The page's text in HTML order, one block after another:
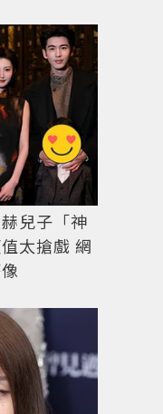
兒子「神
太搶戲 網